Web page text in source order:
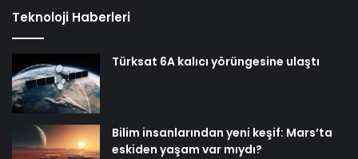
Teknoloji Haberleri
Türksat 6A kalıcı yörüngesine ulaştı
Bilim insanlarından yeni keşif: Mars’ta
eskiden yaşam var mıydı?